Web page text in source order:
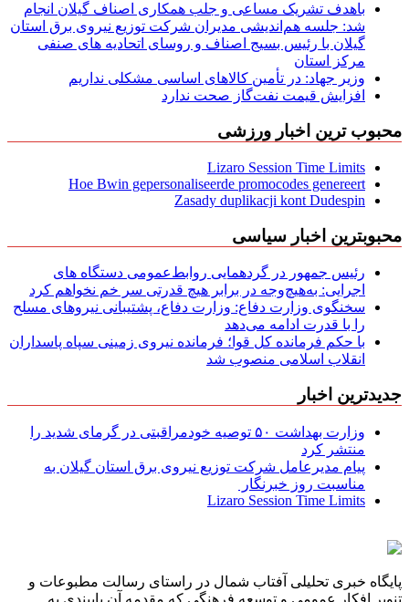
باهدف تشریک مساعی و جلب همکاری اصناف گیلان انجام
شد: جلسه هم‌اندیشی مدیران شركت توزیع نیروی برق استان
گیلان با رئیس بسیج اصناف و روسای اتحادیه های صنفی
مركز استان
وزیر جهاد: در تأمین کالاهای اساسی مشکلی نداریم
افزایش قیمت نفت‌گاز صحت ندارد
محبوب ترین اخبار ورزشی
Lizaro Session Time Limits
Hoe Bwin gepersonaliseerde promocodes genereert
Zasady duplikacji kont Dudespin
محبوبترین اخبار سیاسی
رئیس جمهور در گردهمایی روابط‌عمومی دستگاه های
اجرایی: به‌هیچ‌وجه در برابر هیچ قدرتی سر خم نخواهم کرد
سخنگوی وزارت دفاع: وزارت دفاع، پشتیبانی نیرو‌های مسلح
را با قدرت ادامه می‌دهد
با حکم فرمانده کل قوا؛ فرمانده نیروی زمینی سپاه پاسداران
انقلاب اسلامی منصوب شد
جدیدترین اخبار
وزارت بهداشت ۵۰ توصیه خودمراقبتی در گرمای شدید را
منتشر کرد
پیام مدیرعامل شركت توزیع نیروی برق استان گیلان به
مناسبت روز خبرنگار ‌
Lizaro Session Time Limits
پایگاه خبری تحلیلی آفتاب شمال در راستای رسالت مطبوعات و
تنویر افکار عمومی و توسعه فرهنگی که مقدمه آن پایبندی به